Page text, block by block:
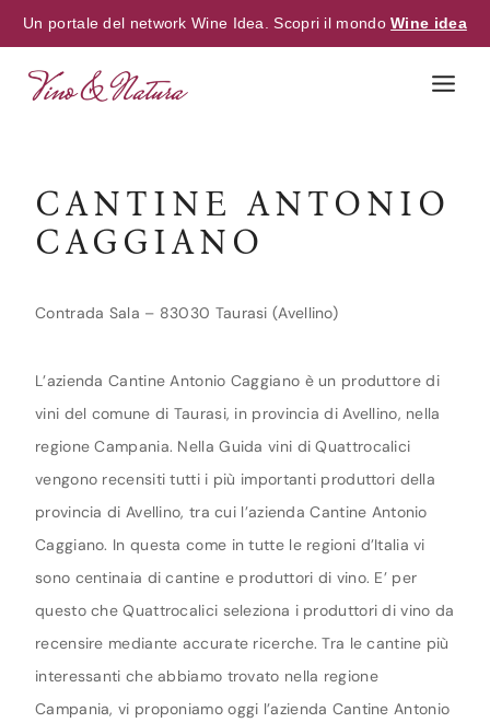
Un portale del network Wine Idea. Scopri il mondoWine idea
CANTINE ANTONIO
CAGGIANO
Contrada Sala – 83030 Taurasi (Avellino)
L’azienda Cantine Antonio Caggiano è un produttore di
vini del comune di Taurasi, in provincia di Avellino, nella
regione Campania. Nella Guida vini di Quattrocalici
vengono recensiti tutti i più importanti produttori della
provincia di Avellino, tra cui l’azienda Cantine Antonio
Caggiano. In questa come in tutte le regioni d’Italia vi
sono centinaia di cantine e produttori di vino. E’ per
questo che Quattrocalici seleziona i produttori di vino da
recensire mediante accurate ricerche. Tra le cantine più
interessanti che abbiamo trovato nella regione
Campania, vi proponiamo oggi l’azienda Cantine Antonio